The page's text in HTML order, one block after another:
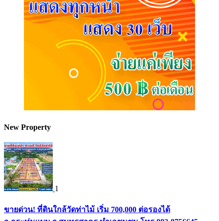
New Property
1
ขายด่วน! ที่ดินใกล้วัดท่าไม้ เริ่ม 700,000 ต่อรองได้